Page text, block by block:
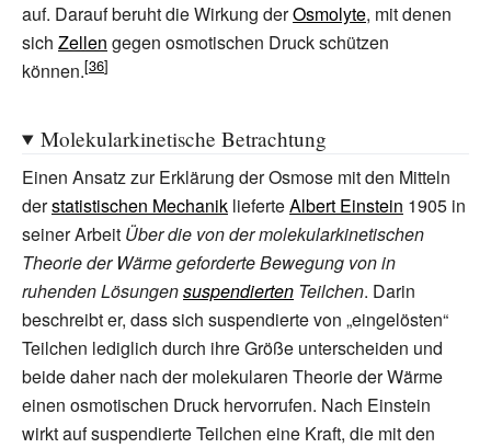
auf. Darauf beruht die Wirkung derOsmolyte, mit denen
sich Zellen gegen osmotischen Druck schützen
können.
Molekularkinetische Betrachtung
Einen Ansatz zur Erklärung der Osmose mit den Mitteln
derstatistischen Mechanik lieferteAlbert Einstein 1905 in
seiner Arbeit Über die von der molekularkinetischen
Theorie der Wärme geforderte Bewegung von in
ruhenden Lösungensuspendierten Teilchen. Darin
beschreibt er, dass sich suspendierte von „eingelösten“
Teilchen lediglich durch ihre Größe unterscheiden und
beide daher nach der molekularen Theorie der Wärme
einen osmotischen Druck hervorrufen. Nach Einstein
wirkt auf suspendierte Teilchen eine Kraft, die mit den